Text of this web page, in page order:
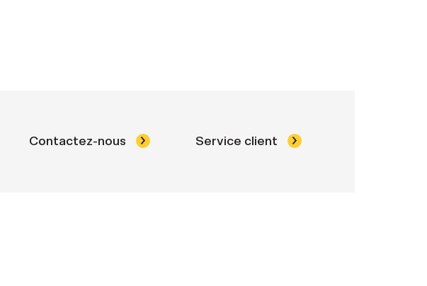
Contactez-nous Service client